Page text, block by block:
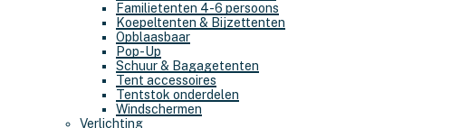
Familietenten 4-6 persoons
Koepeltenten & Bijzettenten
Opblaasbaar
Pop-Up
Schuur & Bagagetenten
Tent accessoires
Tentstok onderdelen
Windschermen
Verlichting